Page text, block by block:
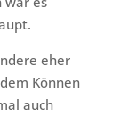
eher
Können
auch